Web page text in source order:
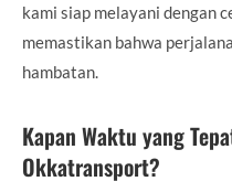
kami siap melayani dengan
memastikan bahwa
hambatan.
Kapan Waktu yang
Okkatransport?